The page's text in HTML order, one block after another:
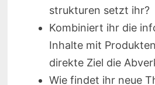
strukturen setzt ihr?
Kombiniert ihr die
Inhalte mit
direkte Ziel die
Wie findet ihr neue